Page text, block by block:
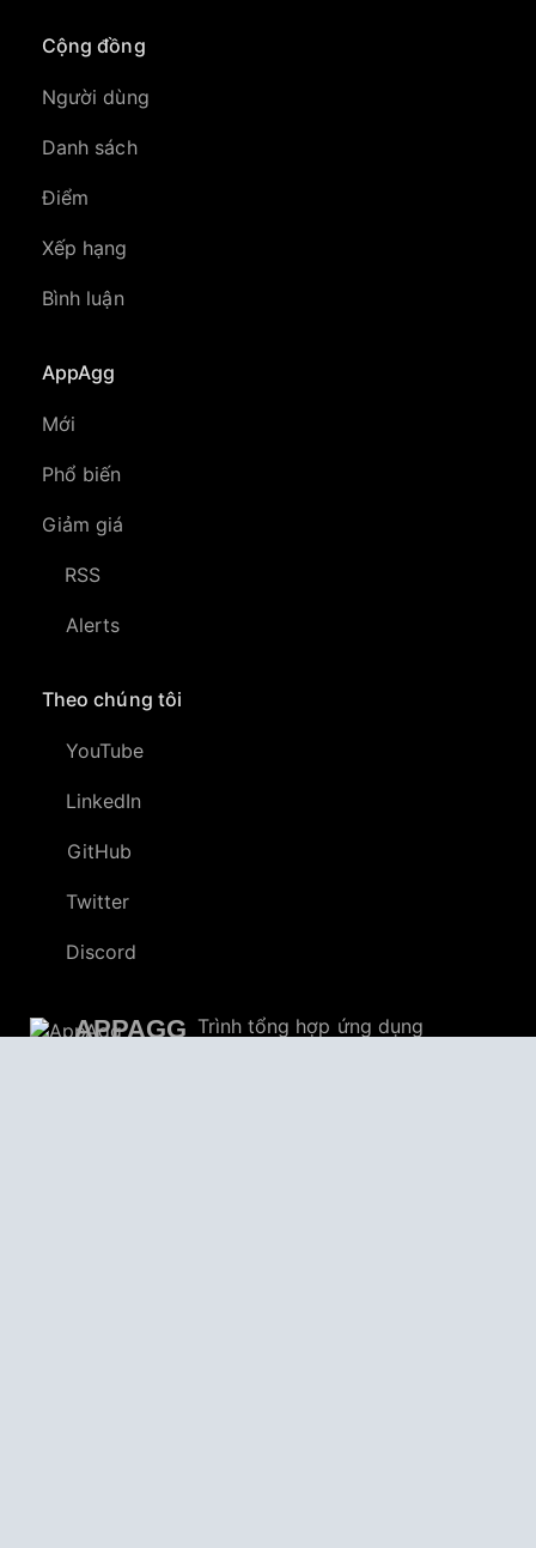
Cộng đồng
Người dùng
Danh sách
Điểm
Xếp hạng
Bình luận
AppAgg
Mới
Phổ biến
Giảm giá
RSS
Alerts
Theo chúng tôi
YouTube
LinkedIn
GitHub
Twitter
Discord
APPAGG Trình tổng hợp ứng dụng